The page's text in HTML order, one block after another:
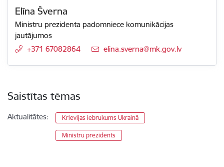
Elīna Šverna
Ministru prezidenta padomniece komunikācijas
jautājumos
+371 67082864
E-pasts:
elina.sverna@mk.gov.lv
Saistītas tēmas
Aktualitātes: Krievijas iebrukums Ukrainā
Ministru prezidents